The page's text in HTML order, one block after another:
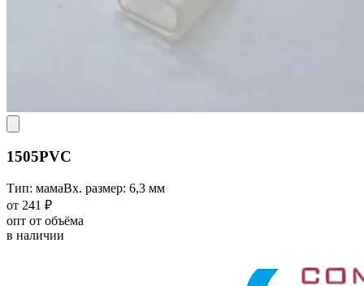
1505PVC
Тип: мамаВх. размер: 6,3 мм
от 241 ₽
опт от объёма
в наличии